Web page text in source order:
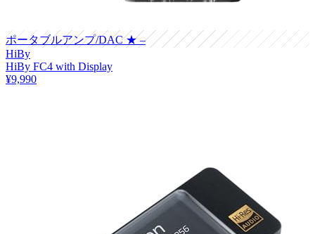
ポータブルアンプ/DAC ★ –
HiBy
HiBy FC4 with Display
¥9,990